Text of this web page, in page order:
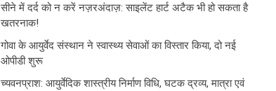
सीने में दर्द को न करें नज़रअंदाज़: साइलेंट हार्ट अटैक भी हो सकता है
खतरनाक!
गोवा के आयुर्वेद संस्थान ने स्वास्थ्य सेवाओं का विस्तार किया, दो नई
ओपीडी शुरू
च्यवनप्राश: आयुर्वेदिक शास्त्रीय निर्माण विधि, घटक द्रव्य, मात्रा एवं